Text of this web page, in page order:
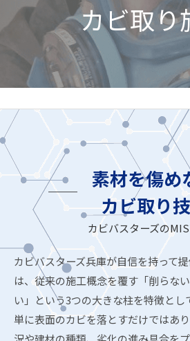
カビ取り
素材を傷め
カビ取り
カビバスターズの
カビバスターズ兵庫が自信を持って
は、従来の施工概念を覆す「削らな
い」という3つの大きな柱を特徴とし
単に表面のカビを落とすだけではあ